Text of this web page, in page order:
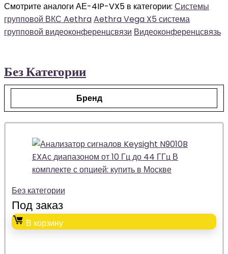
Смотрите аналоги АЕ-4IP-VX5 в категории: Системы
групповой ВКС AethraAethra Vega X5 система
групповой видеоконференцсвязи Видеоконференцсвязь
Без Категории
Бренд
Без категории
Под заказ
В корзину